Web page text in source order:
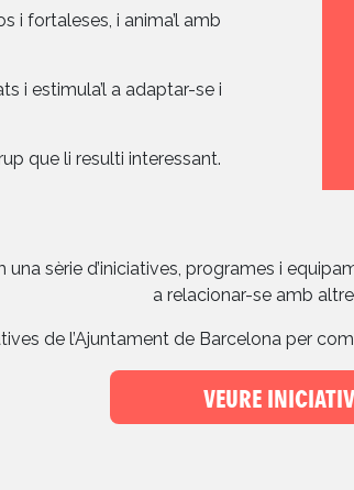
i fortaleses, i anima’l amb
i estimula’l a adaptar-se i
que li resulti interessant.
sèrie d’iniciatives, programes i
a relacionar-se amb
de l’Ajuntament de Barcelona per
VEURE